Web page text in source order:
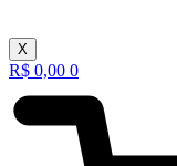
X
R$ 0,00 0